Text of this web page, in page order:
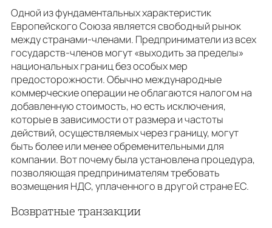
Одной из фундаментальных характеристик
Европейского Союза является свободный рынок
между странами-членами. Предприниматели из всех
государств-членов могут «выходить за пределы»
национальных границ без особых мер
предосторожности. Обычно международные
коммерческие операции не облагаются налогом на
добавленную стоимость, но есть исключения,
которые в зависимости от размера и частоты
действий, осуществляемых через границу, могут
быть более или менее обременительными для
компании. Вот почему была установлена ​​процедура,
позволяющая предпринимателям требовать
возмещения НДС, уплаченного в другой стране ЕС.
Возвратные транзакции